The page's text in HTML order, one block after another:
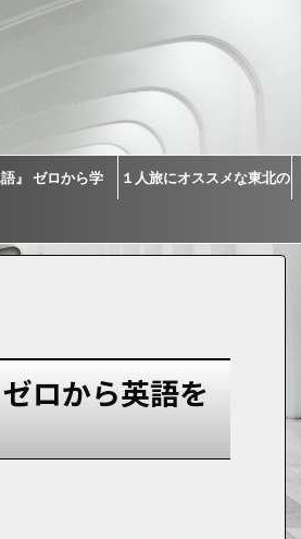
語』 ゼロから学 １人旅にオススメな東北の
ロから英語を